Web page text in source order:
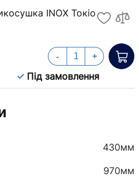
INOX Токіо
Під замовлення
- +
430мм
970мм